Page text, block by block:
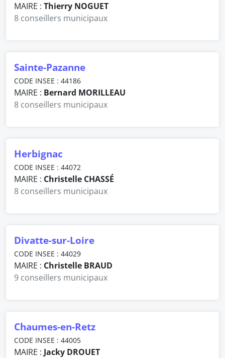
MAIRE : Thierry NOGUET
8 conseillers municipaux
Sainte-Pazanne
CODE INSEE : 44186
MAIRE : Bernard MORILLEAU
8 conseillers municipaux
Herbignac
CODE INSEE : 44072
MAIRE : Christelle CHASSÉ
8 conseillers municipaux
Divatte-sur-Loire
CODE INSEE : 44029
MAIRE : Christelle BRAUD
9 conseillers municipaux
Chaumes-en-Retz
CODE INSEE : 44005
MAIRE : Jacky DROUET